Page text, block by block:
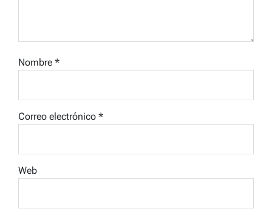
Nombre *
Correo electrónico *
Web